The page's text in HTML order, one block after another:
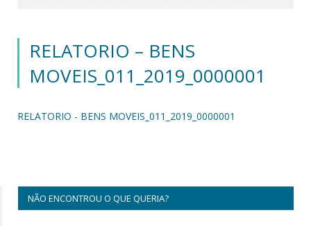
RELATORIO – BENS
MOVEIS_011_2019_0000001
RELATORIO - BENS MOVEIS_011_2019_0000001
NÃO ENCONTROU O QUE QUERIA?